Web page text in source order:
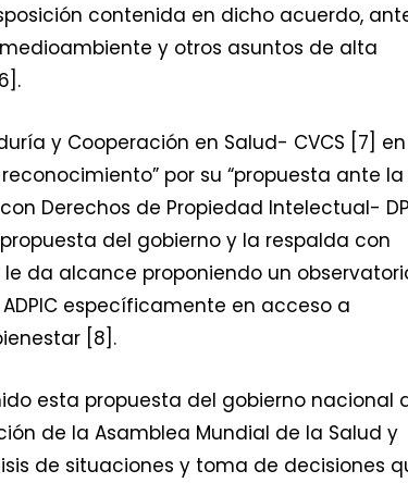
contenida en dicho acuerdo,
y otros asuntos de alta
y Cooperación en Salud- CVCS [7] en
por su “propuesta ante la
Derechos de Propiedad Intelectual-
del gobierno y la respalda con
da alcance proponiendo un
específicamente en acceso a
[8].
esta propuesta del gobierno nacional
de la Asamblea Mundial de la Salud y
de situaciones y toma de decisiones